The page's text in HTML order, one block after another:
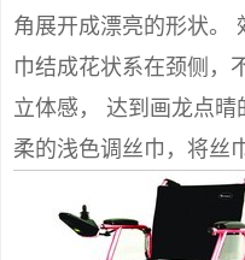
角展开成漂亮的形状。
巾结成花状系在颈侧，
立体感， 达到画龙点
柔的浅色调丝巾，将丝